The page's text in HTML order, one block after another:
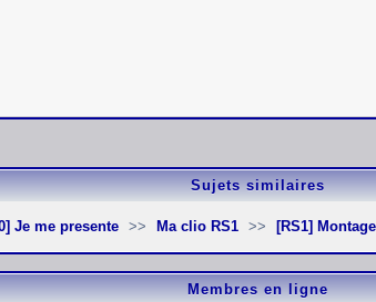
Sujets similaires
Je me presente Ma clio RS1 [RS1]
Membres en ligne